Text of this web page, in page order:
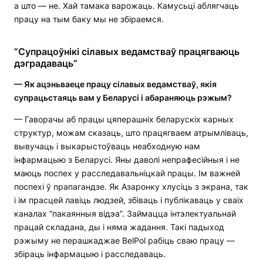
а што — не. Хай тамака варожаць. Камусьці аблягчаць
працу на тым баку мы не збіраемся.
“Супрацоўнікі сілавых ведамстваў працягваюць
дэградаваць”
— Як ацэньваеце працу сілавых ведамстваў, якія
супрацьстаяць вам у Беларусі і абараняюць рэжым?
— Гаворачы аб працы цяперашніх беларускіх карных
структур, можам сказаць, што працягваем атрымліваць,
вывучаць і выкарыстоўваць неабходную нам
інфармацыю з Беларусі. Яны даволі непрафесійныя і не
маюць поспех у расследавальніцкай працы. Ім важней
поспехі ў прапагандзе. Як Азаронку хлусіць з экрана, так
і ім прасцей лавіць людзей, збіваць і публікаваць у сваіх
каналах “пакаянныя відэа”. Займацца інтэлектуальнай
працай складана, ды і няма жадання. Такі падыход
рэжыму не перашкаджае BelPol рабіць сваю працу —
збіраць інфармацыю і расследаваць.